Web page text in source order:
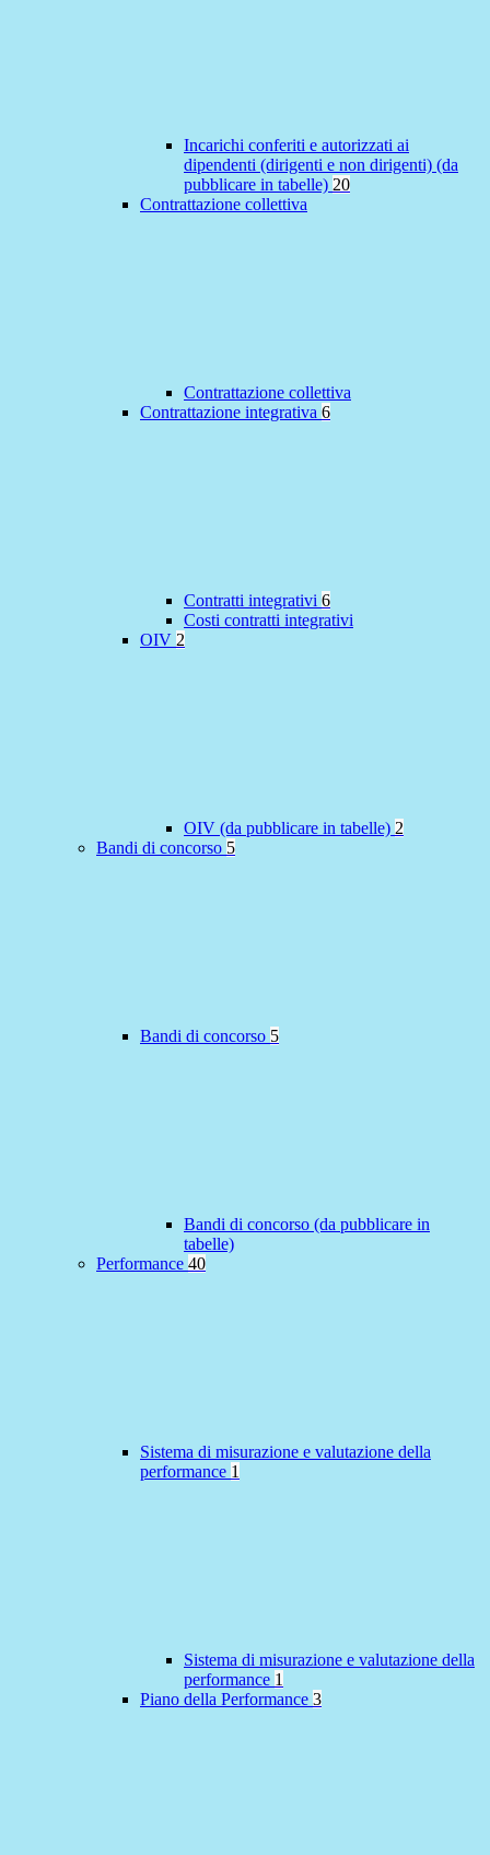
Incarichi conferiti e autorizzati ai
dipendenti (dirigenti e non dirigenti) (da
pubblicare in tabelle) 20
Contrattazione collettiva
Contrattazione collettiva
Contrattazione integrativa 6
Contratti integrativi 6
Costi contratti integrativi
OIV 2
OIV (da pubblicare in tabelle) 2
Bandi di concorso 5
Bandi di concorso 5
Bandi di concorso (da pubblicare in
tabelle)
Performance 40
Sistema di misurazione e valutazione della
performance 1
Sistema di misurazione e valutazione della
performance 1
Piano della Performance 3